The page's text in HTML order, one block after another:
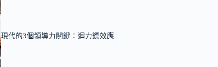
現代的3個領導力關鍵：迴力鏢效應